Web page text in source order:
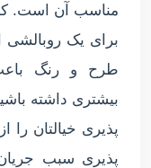
مناسب آن است. که
برای یک
طرح و رنگ
بیشتری داشته
پذیری خیالتان
پذیری سبب